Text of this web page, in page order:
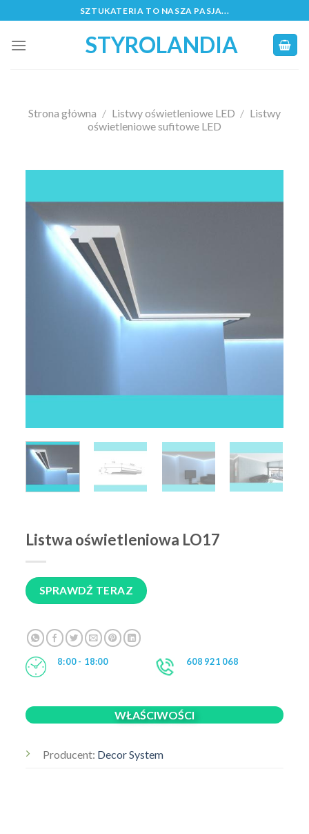
to
content
SZTUKATERIA TO NASZA PASJA...
STYROLANDIA
Strona główna / Listwy oświetleniowe LED / Listwy
oświetleniowe sufitowe LED
Listwa oświetleniowa LO17
SPRAWDŹ TERAZ
8:00 - 18:00 608 921 068
WŁAŚCIWOŚCI
Producent: Decor System